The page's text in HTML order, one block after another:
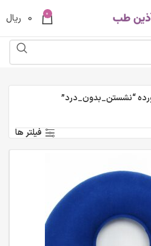
0
0 ریال
“نشستن_بدون_درد”
فیلتر ها